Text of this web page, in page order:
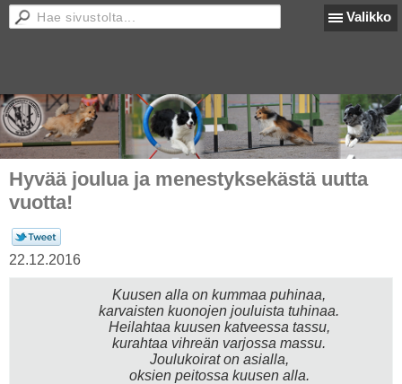
Valikko
Hyvää joulua ja menestyksekästä uutta
vuotta!
22.12.2016
Kuusen alla on kummaa puhinaa,
karvaisten kuonojen jouluista tuhinaa.
Heilahtaa kuusen katveessa tassu,
kurahtaa vihreän varjossa massu.
Joulukoirat on asialla,
oksien peitossa kuusen alla.